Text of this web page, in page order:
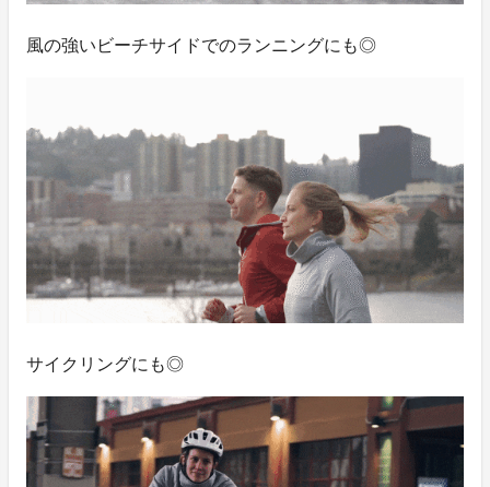
風の強いビーチサイドでのランニングにも◎
サイクリングにも◎